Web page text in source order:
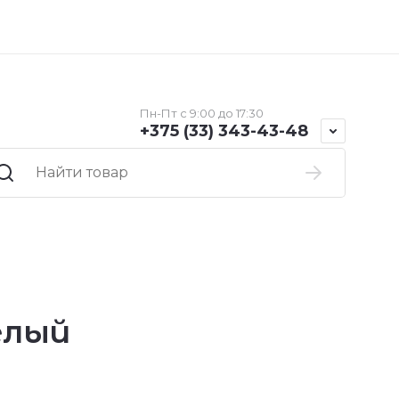
Пн-Пт с 9:00 до 17:30
+375 (33) 343-43-48